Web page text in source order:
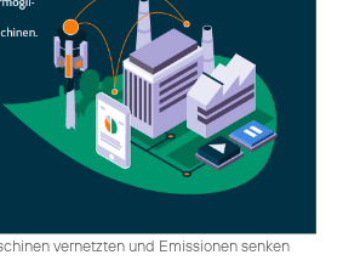
vernetzten und Emissionen senken